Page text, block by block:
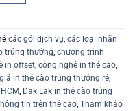
các gói dịch vụ, các loại nhãn
trúng thưởng, chương trình
in offset, công nghệ in thẻ cào,
in thẻ cào trúng thưởng rẻ,
, Dak Lak in thẻ cào trúng
hông tin trên thẻ cào, Tham khảo